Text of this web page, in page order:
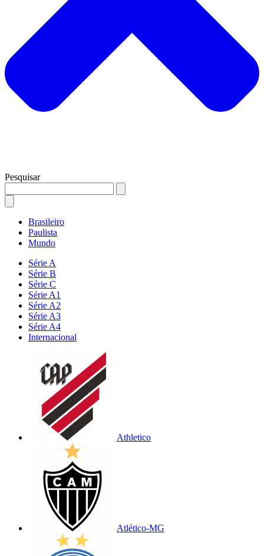
Pesquisar
Brasileiro
Paulista
Mundo
Série A
Série B
Série C
Série A1
Série A2
Série A3
Série A4
Internacional
Athletico
Atlético-MG